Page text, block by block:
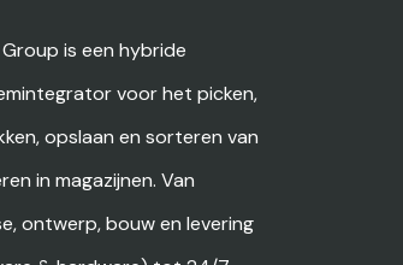
is een hybride
voor het picken,
opslaan en sorteren van
in magazijnen. Van
ontwerp, bouw en levering